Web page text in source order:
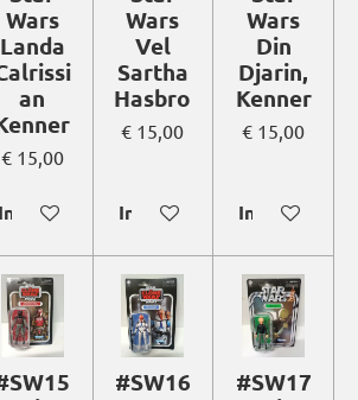
Wars
Landa
an
€ 15,00
In winkelwagen
Wars
Vel
Sartha
Hasbro
€ 15,00
In winkelwagen
Wars
Din
Djarin,
Kenner
€ 15,00
In
#SW16
#SW17